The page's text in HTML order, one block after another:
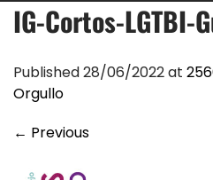
IG-Cortos-LGTBI-
Published 28/06/2022 at
Orgullo
← Previous